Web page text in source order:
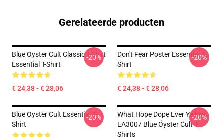
Gerelateerde producten
Blue Oyster Cult Classic T-Shirt
Essential T-Shirt
€ 24,38 - € 28,06
-20%
Don't Fear Poster Essential T-
Shirt
€ 24,38 - € 28,06
-20%
Blue Oyster Cult Essential T-
Shirt
-20%
What Hope Dope Ever Yellow
LA3007 Blue Öyster Cult T-
Shirts
-20%